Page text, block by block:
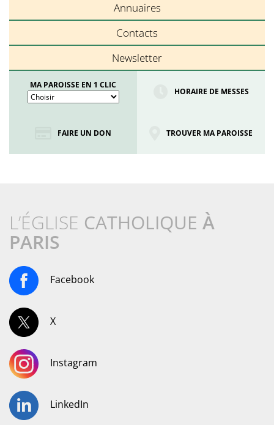
Annuaires
Contacts
Newsletter
MA PAROISSE EN 1 CLIC
HORAIRE DE MESSES
FAIRE UN DON TROUVER MA PAROISSE
L’ÉGLISE CATHOLIQUE À
PARIS
Facebook
X
Instagram
LinkedIn